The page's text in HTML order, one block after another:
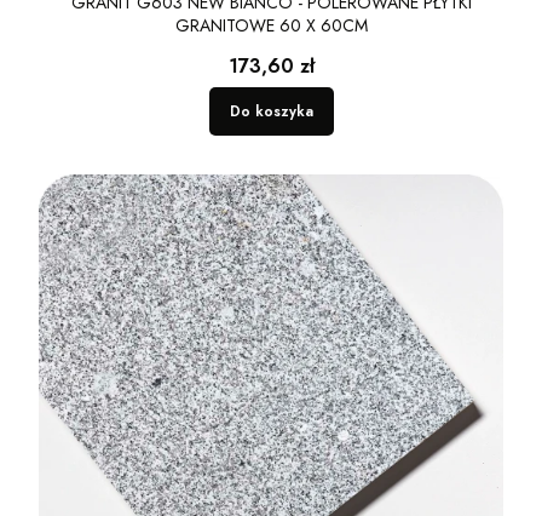
GRANITOWE 60 X 60CM
Cena
173,60 zł
Do koszyka